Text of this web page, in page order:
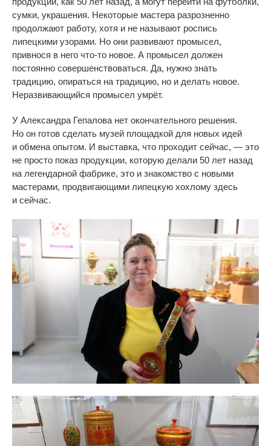
сумки, украшения. Некоторые мастера разрозненно
продолжают работу, хотя и не называют роспись
липецкими узорами. Но они развивают промысел,
привнося в него что-то новое. А промысел должен
постоянно совершенствоваться. Да, нужно знать
традицию, опираться на традицию, но и делать новое.
Неразвивающийся промысел умрёт.
У Александра Гепалова нет окончательного решения.
Но он готов сделать музей площадкой для новых идей
и обмена опытом. И выставка, что проходит сейчас, — это
не просто показ продукции, которую делали 50 лет назад
на легендарной фабрике, это и знакомство с новыми
мастерами, продвигающими липецкую хохлому здесь
и сейчас.